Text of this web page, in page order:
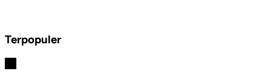
Terpopuler